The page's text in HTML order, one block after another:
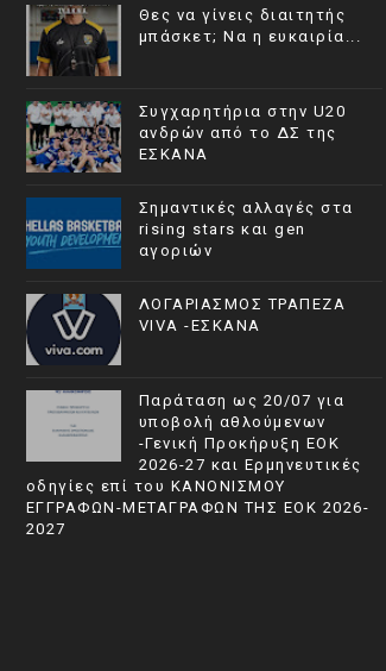
Θες να γίνεις διαιτητής
μπάσκετ; Να η ευκαιρία...
Συγχαρητήρια στην U20
ανδρών από το ΔΣ της
ΕΣΚΑΝΑ
Σημαντικές αλλαγές στα
rising stars και gen
αγοριών
ΛΟΓΑΡΙΑΣΜΟΣ ΤΡΑΠΕΖΑ
VIVA -ΕΣΚΑΝΑ
Παράταση ως 20/07 για
υποβολή αθλούμενων
-Γενική Προκήρυξη ΕΟΚ
2026-27 και Ερμηνευτικές
οδηγίες επί του ΚΑΝΟΝΙΣΜΟΥ
ΕΓΓΡΑΦΩΝ-ΜΕΤΑΓΡΑΦΩΝ ΤΗΣ ΕΟΚ 2026-
2027